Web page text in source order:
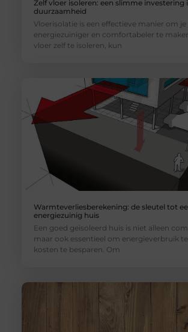
Zelf vloer isoleren: een slimme investering
duurzaamheid
Vloerisolatie is een effectieve manier om je
energiezuiniger en comfortabeler te
vloer zelf te isoleren, kun
Warmteverliesberekening: de sleutel tot
energiezuinig huis
Een goed geïsoleerd huis is niet alleen
maar ook essentieel om energieverbruik
kosten te besparen. Om